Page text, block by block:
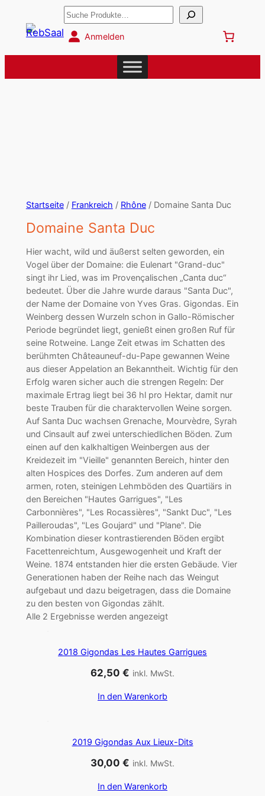
Suchen
Anmelden
Startseite/ Frankreich / Rhône/ Domaine Santa Duc
Domaine Santa Duc
Hier wacht, wild und äußerst selten geworden, ein
Vogel über der Domaine: die Eulenart "Grand-duc"
singt ihr Lied, was im Provençalischen „Canta duc“
bedeutet. Über die Jahre wurde daraus "Santa Duc",
der Name der Domaine von Yves Gras. Gigondas. Ein
Weinberg dessen Wurzeln schon in Gallo-Römischer
Periode begründet liegt, genießt einen großen Ruf für
seine Rotweine. Lange Zeit etwas im Schatten des
berühmten Châteauneuf-du-Pape gewannen Weine
aus dieser Appelation an Bekanntheit. Wichtig für den
Erfolg waren sicher auch die strengen Regeln: Der
maximale Ertrag liegt bei 36 hl pro Hektar, damit nur
beste Trauben für die charaktervollen Weine sorgen.
Auf Santa Duc wachsen Grenache, Mourvèdre, Syrah
und Cinsault auf zwei unterschiedlichen Böden. Zum
einen auf den kalkhaltigen Weinbergen aus der
Kreidezeit im "Vieille" genannten Bereich, hinter den
alten Hospices des Dorfes. Zum anderen auf dem
armen, roten, steinigen Lehmböden des Quartiärs in
den Bereichen "Hautes Garrigues", "Les
Carbonnières", "Les Rocassières", "Sankt Duc", "Les
Pailleroudas", "Les Goujard" und "Plane". Die
Kombination dieser kontrastierenden Böden ergibt
Facettenreichtum, Ausgewogenheit und Kraft der
Weine. 1874 entstanden hier die ersten Gebäude. Vier
Generationen haben der Reihe nach das Weingut
aufgebaut und dazu beigetragen, dass die Domaine
zu den besten von Gigondas zählt.
Alle 2 Ergebnisse werden angezeigt
2018 Gigondas Les Hautes Garrigues
62,50 € inkl. MwSt.
In den Warenkorb
2019 Gigondas Aux Lieux-Dits
30,00 € inkl. MwSt.
In den Warenkorb